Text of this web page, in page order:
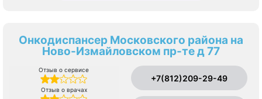
Онкодиспансер Московского района на
Ново-Измайловском пр-те д 77
Отзыв о сервисе
Отзыв о врачах
+7(812)209-29-49